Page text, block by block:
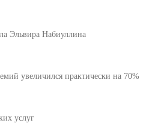
Эльвира Набиуллина
увеличился практически на 70%
услуг